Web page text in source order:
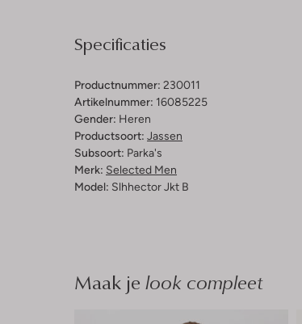
Specificaties
Productnummer: 230011
Artikelnummer: 16085225
Gender: Heren
Productsoort: Jassen
Subsoort: Parka's
Merk: Selected Men
Model: Slhhector Jkt B
Maak je look compleet